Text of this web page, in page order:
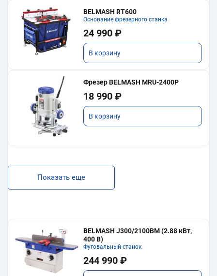
BELMASH RT600
Основание фрезерного станка
24 990 ₽
В корзину
Фрезер BELMASH MRU-2400P
18 990 ₽
В корзину
Показать еще
BELMASH J300/2100ВМ (2.88 кВт,
400 В)
Фуговальный станок
244 990 ₽